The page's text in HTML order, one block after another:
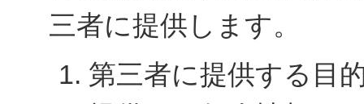
三者に提供します。
1. 第三者に提供する目